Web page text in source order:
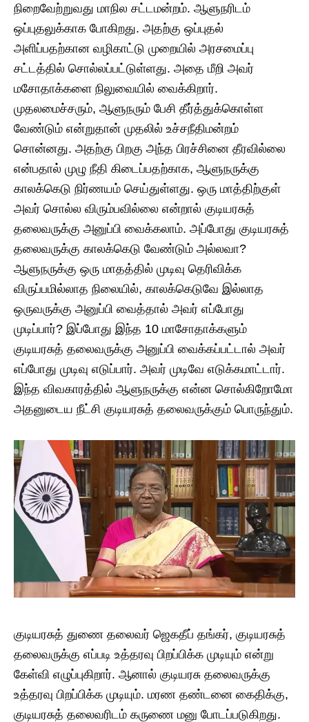
நிறைவேற்றுவது மாநில சட்டமன்றம். ஆளுநரிடம்
ஒப்புதலுக்காக போகிறது. அதற்கு ஒப்புதல்
அளிப்பதற்கான வழிகாட்டு முறையில் அரசமைப்பு
சட்டத்தில் சொல்லப்பட்டுள்ளது. அதை மீறி அவர்
மசோதாக்களை நிலுவையில் வைக்கிறார்.
முதலமைச்சரும், ஆளுநரும் பேசி தீர்த்துக்கொள்ள
வேண்டும் என்றுதான் முதலில் உச்சநீதிமன்றம்
சொன்னது. அதற்கு பிறகு அந்த பிரச்சினை தீரவில்லை
என்பதால் முழு நீதி கிடைப்பதற்காக, ஆளுநருக்கு
காலக்கெடு நிர்ணயம் செய்துள்ளது. ஒரு மாத்திற்குள்
அவர் சொல்ல விரும்பவில்லை என்றால் குடியரசுத்
தலைவருக்கு அனுப்பி வைக்கலாம். அப்போது குடியரசுத்
தலைவருக்கு காலக்கெடு வேண்டும் அல்லவா?
ஆளுநருக்கு ஒரு மாதத்தில் முடிவு தெரிவிக்க
விருப்பமில்லாத நிலையில், காலக்கெடுவே இல்லாத
ஒருவருக்கு அனுப்பி வைத்தால் அவர் எப்போது
முடிப்பார்? இப்போது இந்த 10 மாசோதாக்களும்
குடியரசுத் தலைவருக்கு அனுப்பி வைக்கப்பட்டால் அவர்
எப்போது முடிவு எடுப்பார். அவர் முடிவே எடுக்கமாட்டார்.
இந்த விவகாரத்தில் ஆளுநருக்கு என்ன சொல்கிறோமோ
அதனுடைய நீட்சி குடியரசுத் தலைவருக்கும் பொருந்தும்.
குடியரசுத் துணை தலைவர் ஜெகதீப் தங்கர், குடியரசுத்
தலைவருக்கு எப்படி உத்தரவு பிறப்பிக்க முடியும் என்று
கேள்வி எழுப்புகிறார். ஆனால் குடியரசு தலைவருக்கு
உத்தரவு பிறப்பிக்க முடியும். மரண தண்டனை கைதிக்கு,
குடியரசுத் தலைவரிடம் கருணை மனு போடப்படுகிறது.